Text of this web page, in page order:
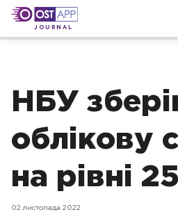
JOURNAL
НБУ
облікову
на рівні
02 листопада 2022